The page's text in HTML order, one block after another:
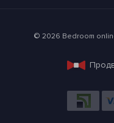
© 2026 Bedroom